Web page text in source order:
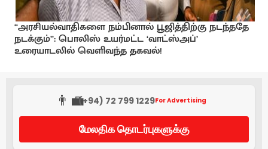
“அரசியல்வாதிகளை நம்பினால் பூஜித்திற்கு நடந்ததே
நடக்கும்”: பொலிஸ் உயர்மட்ட ‘வாட்ஸ்அப்’
உரையாடலில் வெளிவந்த தகவல்!
👨‍💼(+94) 72 799 1229For Advertising
மேலதிக தொடர்புகளுக்கு